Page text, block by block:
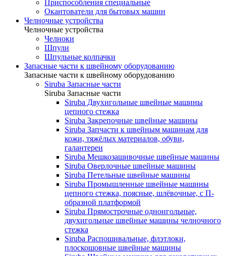
Приспособления специальные
Окантователи для бытовых машин
Челночные устройства
Челночные устройства
Челноки
Шпули
Шпульные колпачки
Запасные части к швейному оборудованию
Запасные части к швейному оборудованию
Siruba Запасные части
Siruba Запасные части
Siruba Двухигольные швейные машины
цепного стежка
Siruba Закрепочные швейные машины
Siruba Запчасти к швейным машинам для
кожи, тяжёлых материалов, обуви,
галантереи
Siruba Мешкозашивочные швейные машины
Siruba Оверлочные швейные машины
Siruba Петельные швейные машины
Siruba Промышленные швейные машины
цепного стежка, поясные, шлёвочные, с П-
образной платформой
Siruba Прямострочные одноигольные,
двухигольные швейные машины челночного
стежка
Siruba Распошивальные, флэтлоки,
плоскошовные швейные машины